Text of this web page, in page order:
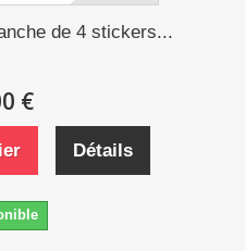
de 4 stickers...
€
Détails